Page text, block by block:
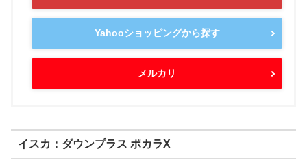
Yahooショッピングから探す
メルカリ
イスカ：ダウンプラス ポカラX